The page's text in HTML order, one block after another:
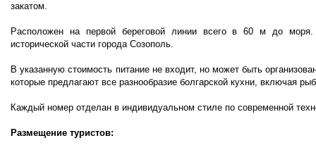
закатом.
Расположен на первой береговой линии всего в 60 м до
исторической части города Созополь.
В указанную стоимость питание не входит, но может быть
которые предлагают все разнообразие болгарской кухни, включая
Каждый номер отделан в индивидуальном стиле по современной
Размещение туристов: